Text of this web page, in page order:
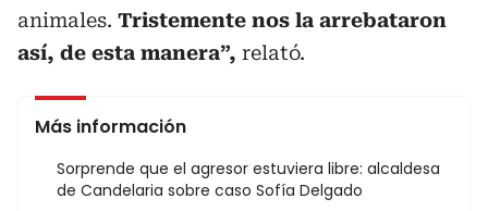
animales. Tristemente nos la arrebataron
así, de esta manera”, relató.
Más información
Sorprende que el agresor estuviera libre: alcaldesa
de Candelaria sobre caso Sofía Delgado